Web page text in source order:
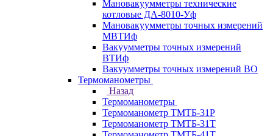
Мановакуумметры технические
котловые ДА-8010-Уф
Мановакуумметры точных измерений
МВТИф
Вакуумметры точных измерений
ВТИф
Вакуумметры точных измерений ВО
Термоманометры
Назад
Термоманометры
Термоманометр ТМТБ-31Р
Термоманометр ТМТБ-31Т